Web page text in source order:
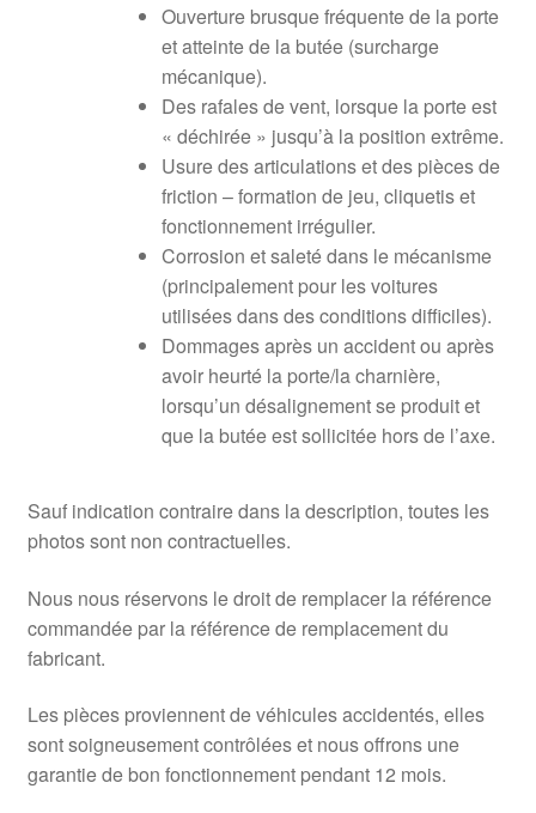
Ouverture brusque fréquente de la porte
et atteinte de la butée (surcharge
mécanique).
Des rafales de vent, lorsque la porte est
« déchirée » jusqu’à la position extrême.
Usure des articulations et des pièces de
friction – formation de jeu, cliquetis et
fonctionnement irrégulier.
Corrosion et saleté dans le mécanisme
(principalement pour les voitures
utilisées dans des conditions difficiles).
Dommages après un accident ou après
avoir heurté la porte/la charnière,
lorsqu’un désalignement se produit et
que la butée est sollicitée hors de l’axe.
Sauf indication contraire dans la description, toutes les
photos sont non contractuelles.
Nous nous réservons le droit de remplacer la référence
commandée par la référence de remplacement du
fabricant.
Les pièces proviennent de véhicules accidentés, elles
sont soigneusement contrôlées et nous offrons une
garantie de bon fonctionnement pendant 12 mois.